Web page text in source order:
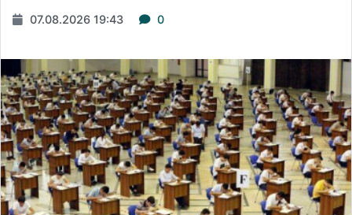
07.08.2026 19:43 0